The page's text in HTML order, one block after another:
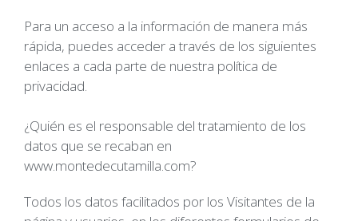
Para un acceso a la información de manera más
rápida, puedes acceder a través de los siguientes
enlaces a cada parte de nuestra política de
privacidad.
¿Quién es el responsable del tratamiento de los
datos que se recaban en
www.montedecutamilla.com?
Todos los datos facilitados por los Visitantes de la